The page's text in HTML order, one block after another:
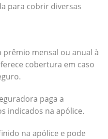
para cobrir diversas
prêmio mensal ou anual à
cobertura em caso
paga a
indicados na apólice.
na apólice e pode